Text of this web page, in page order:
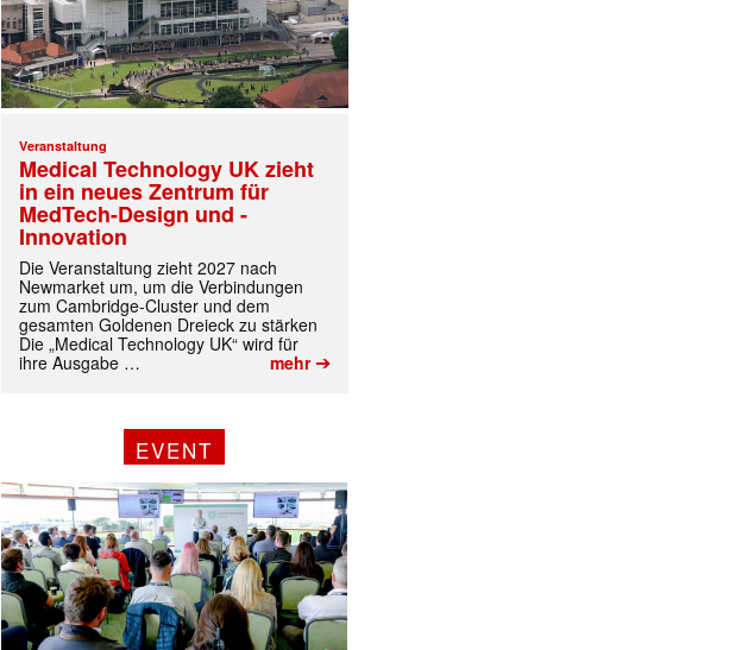
Veranstaltung
Medical Technology UK zieht
in ein neues Zentrum für
MedTech-Design und -
Innovation
Die Veranstaltung zieht 2027 nach
Newmarket um, um die Verbindungen
zum Cambridge-Cluster und dem
gesamten Goldenen Dreieck zu stärken
Die „Medical Technology UK“ wird für
ihre Ausgabe …
mehr➔
EVENT